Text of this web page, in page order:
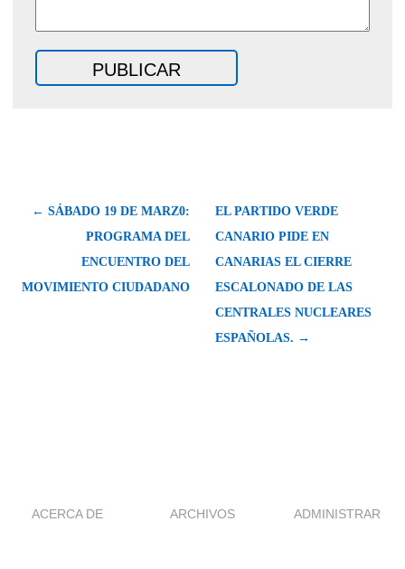
← SÁBADO 19 DE MARZ0:
PROGRAMA DEL
ENCUENTRO DEL
MOVIMIENTO CIUDADANO
EL PARTIDO VERDE
CANARIO PIDE EN
CANARIAS EL CIERRE
ESCALONADO DE LAS
CENTRALES NUCLEARES
ESPAÑOLAS. →
ACERCA DE ARCHIVOS ADMINISTRAR